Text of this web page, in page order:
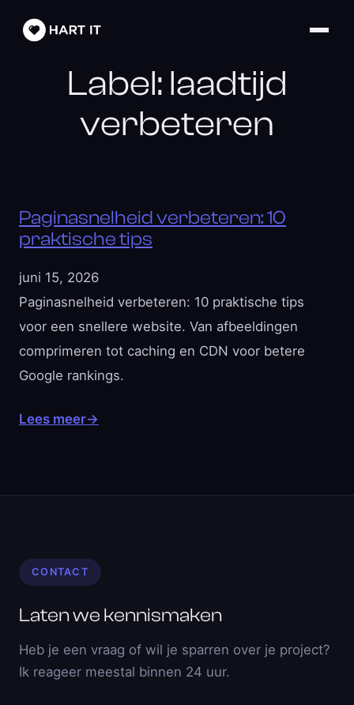
Label: laadtijd
verbeteren
Paginasnelheid verbeteren: 10
praktische tips
juni 15, 2026
Paginasnelheid verbeteren: 10 praktische tips
voor een snellere website. Van afbeeldingen
comprimeren tot caching en CDN voor betere
Google rankings.
Lees meer→
CONTACT
Laten we kennismaken
Heb je een vraag of wil je sparren over je project?
Ik reageer meestal binnen 24 uur.